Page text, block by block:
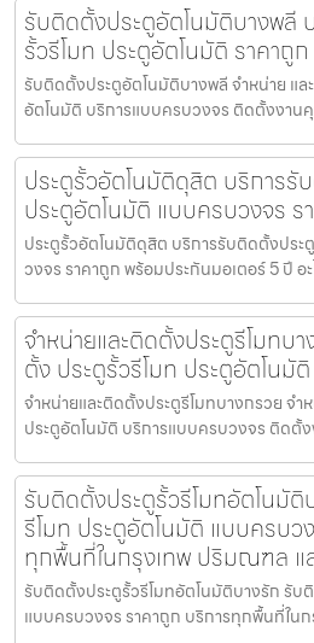
รับติดตั้งประตูอัตโนมัติบางพลี
รั้วรีโมท ประตูอัตโนมัติ ราคาถูก
รับติดตั้งประตูอัตโนมัติบางพลี จำหน่าย แล
อัตโนมัติ บริการแบบครบวงจร ติดตั้งงาน
ประตูรั้วอัตโนมัติดุสิต บริการรั
ประตูอัตโนมัติ แบบครบวงจร ร
ประตูรั้วอัตโนมัติดุสิต บริการรับติดตั้งประ
วงจร ราคาถูก พร้อมประกันมอเตอร์ 5 ปี อ
จำหน่ายและติดตั้งประตูรีโมทบ
ตั้ง ประตูรั้วรีโมท ประตูอัตโนมั
จำหน่ายและติดตั้งประตูรีโมทบางกรวย จำ
ประตูอัตโนมัติ บริการแบบครบวงจร ติดตั้
รับติดตั้งประตูรั้วรีโมทอัตโนมั
รีโมท ประตูอัตโนมัติ แบบครบว
ทุกพื้นที่ในกรุงเทพ ปริมณฑล แ
รับติดตั้งประตูรั้วรีโมทอัตโนมัติบางรัก รับ
แบบครบวงจร ราคาถูก บริการทุกพื้นที่ใน